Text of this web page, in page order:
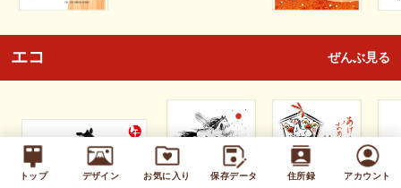
トップ デザイン お気に入り 保存データ 住所録 アカウント
エコ ぜんぶ見る